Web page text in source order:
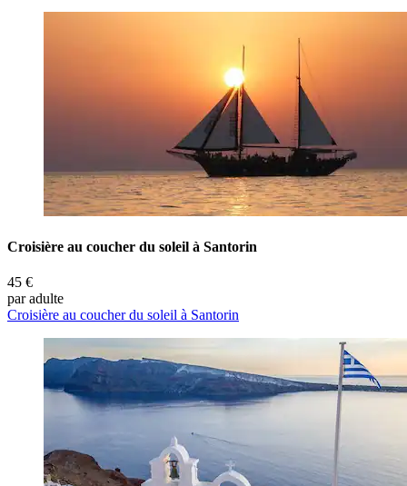
Croisière au coucher du soleil à Santorin
45 €
par adulte
Croisière au coucher du soleil à Santorin